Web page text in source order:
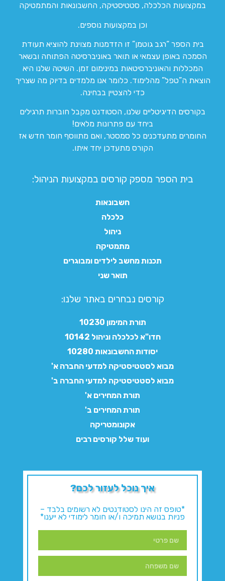
במקצועות הכלכלה, סטטיסטיקה, החשבונאות והמתמטיקה
וכן במקצועות נוספים.
בית הספר “רגב גוטמן” זו הזדמנות מצוינת להוציא תעודת
הסמכה באופן עצמאי או תואר באוניברסיטה הפתוחה ובשאר
המכללות והאוניברסיטאות במינימום זמן. השיטה שלנו היא
הוצאת ה”טפל” מהלימוד. כלומר אנו מלמדים בדיוק מה שצריך
כדי להצטיין בבחינה.
בקורסים הדיגיטליים שלנו, הסטודנט מקבל חוברות תרגילים
ביחד עם פתרונות מלאים!
החומרים מתעדכנים כל סמסטר, ואם מתווסף חומר חדש אז
הקורס מתעדכן יחד איתו.
בית הספר מספק קורסים במקצועות הניהול:
חשבונאות
כלכלה
ניהול
מתמטיקה
תכנות מחשב לילדים ומבוגרים
תואר שני
קורסים נבחרים באתר שלנו:​
תורת המימון 10230
חדו"א לכלכלה וניהול 10142
יסודות החשבונאות 10280
מבוא לסטטיסטיקה למדעי החברה א'
מבוא לסטטיסטיקה למדעי החברה ב'
תורת המחירים א'
תורת המחירים ב'
אקונומטריקה
ועוד שלל קורסים רבים
איך נוכל לעזור לכם?
*טופס זה הינו לסטודנטים לא רשומים בלבד –
פניות בנושא תמיכה ו/או חומר לימודי לא ייענו*